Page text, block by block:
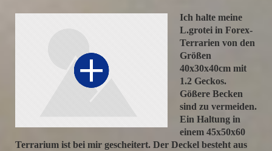
Ich halte meine
L.grotei in Forex-
Terrarien von den
Größen
40x30x40cm mit
1.2 Geckos.
Gößere Becken
sind zu vermeiden.
Ein Haltung in
einem 45x50x60
Terrarium ist bei mir gescheitert. Der Deckel besteht aus